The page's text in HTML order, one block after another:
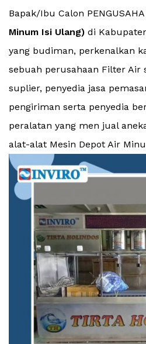
Bapak/Ibu Calon PENGUSAHA
Minum Isi Ulang) di
yang budiman, perkenalkan
sebuah perusahaan Filter Air
suplier, penyedia jasa
pengiriman serta penyedia
peralatan yang men jual
alat-alat Mesin Depot Air